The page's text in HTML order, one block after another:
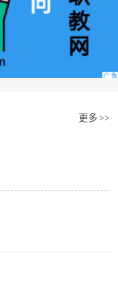
更多 >>